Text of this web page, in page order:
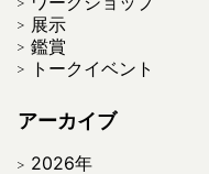
展示
鑑賞
トークイベント
アーカイブ
2026年